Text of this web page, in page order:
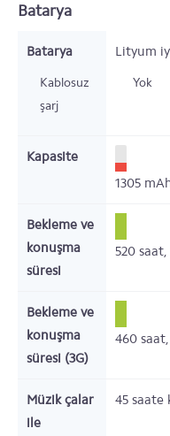
Batarya
Batarya Lityum
Kablosuz
şarj
Yok
Kapasite
1305
Bekleme ve
konuşma
süresi
520 saat,
Bekleme ve
konuşma
süresi (3G)
460 saat,
Müzik çalar
ile
45 saate